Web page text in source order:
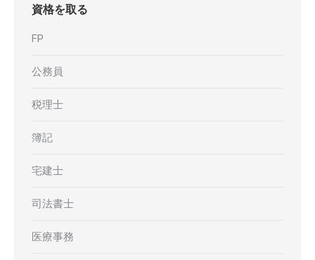
資格を取る
FP
公務員
税理士
簿記
宅建士
司法書士
医療事務